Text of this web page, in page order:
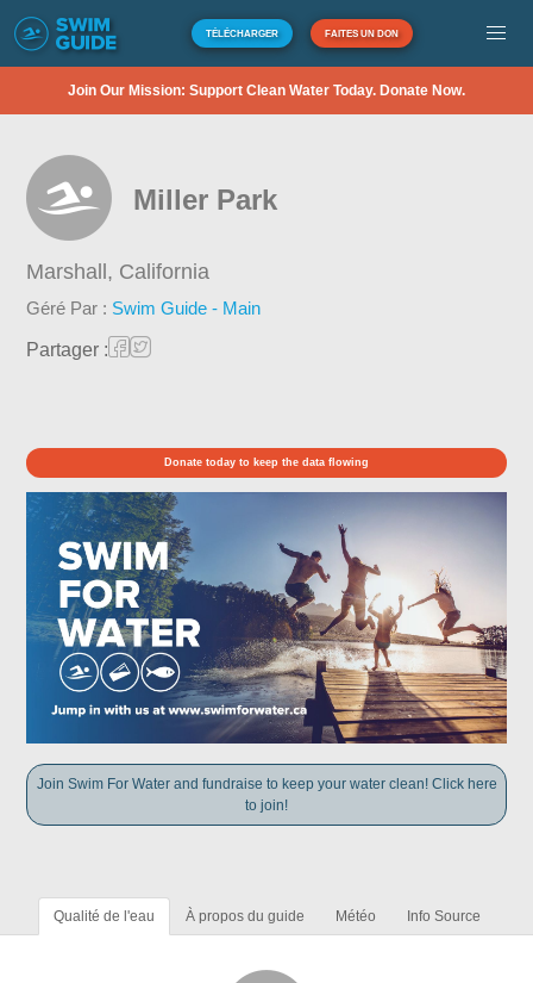
TÉLÉCHARGER FAITES UN DON
Join Our Mission: Support Clean Water Today. Donate Now.
Miller Park
Marshall, California
Géré Par : Swim Guide - Main
Partager :
Donate today to keep the data flowing
Join Swim For Water and fundraise to keep your water clean! Click here
to join!
Qualité de l'eau À propos du guide Météo Info Source